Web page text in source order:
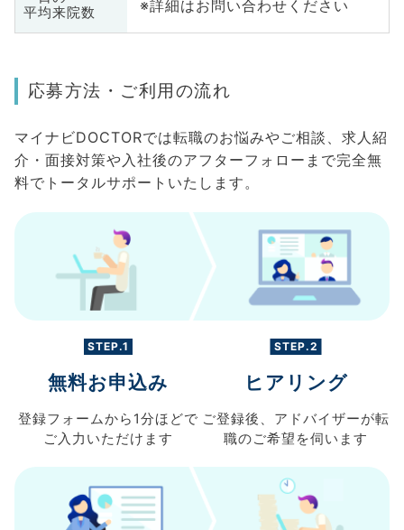
平均来院数
※詳細はお問い合わせください
応募方法・ご利用の流れ
マイナビDOCTORでは転職のお悩みやご相談、求人紹
介・面接対策や入社後のアフターフォローまで完全無
料でトータルサポートいたします。
STEP.1
無料お申込み
登録フォームから 1分ほどで
ご入力 いただけます
STEP.2
ヒアリング
ご登録後、 アドバイザーが転
職のご希望を伺います